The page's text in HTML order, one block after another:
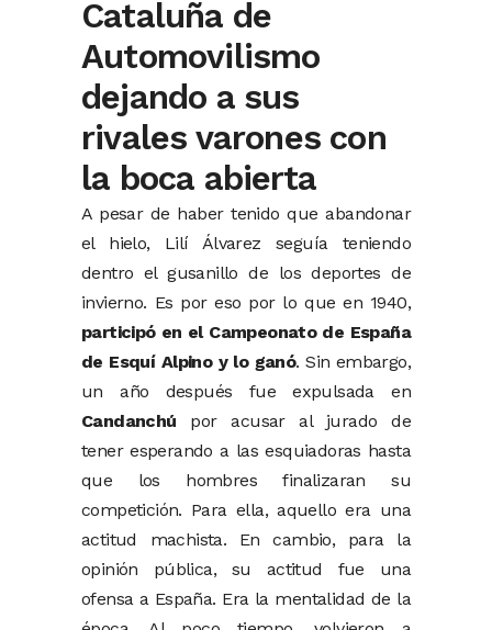
Cataluña de
Automovilismo
dejando a sus
rivales varones con
la boca abierta
A pesar de haber tenido que abandonar
el hielo, Lilí Álvarez seguía teniendo
dentro el gusanillo de los deportes de
invierno. Es por eso por lo que en 1940,
participó en el Campeonato de España
de Esquí Alpino y lo ganó. Sin embargo,
un año después fue expulsada en
Candanchú por acusar al jurado de
tener esperando a las esquiadoras hasta
que los hombres finalizaran su
competición. Para ella, aquello era una
actitud machista. En cambio, para la
opinión pública, su actitud fue una
ofensa a España. Era la mentalidad de la